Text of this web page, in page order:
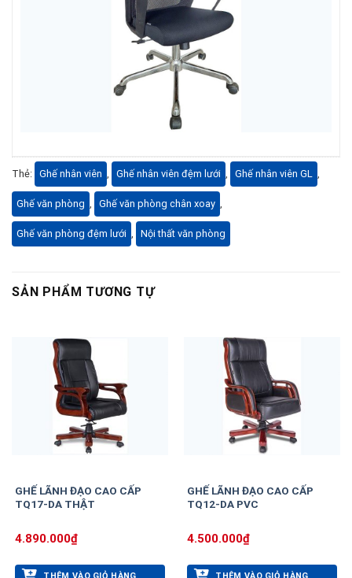
Thẻ: Ghế nhân viên , Ghế nhân viên đệm lưới , Ghế nhân viên GL ,
Ghế văn phòng , Ghế văn phòng chân xoay ,
Ghế văn phòng đệm lưới , Nội thất văn phòng
SẢN PHẨM TƯƠNG TỰ
GHẾ LÃNH ĐẠO CAO CẤP
TQ17-DA THẬT
4.890.000₫
GHẾ LÃNH ĐẠO CAO CẤP
TQ12-DA PVC
4.500.000₫